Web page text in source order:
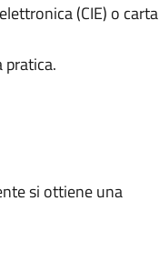
(CIE) o carta
si ottiene una